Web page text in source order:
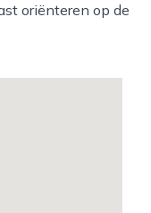
oriënteren op de